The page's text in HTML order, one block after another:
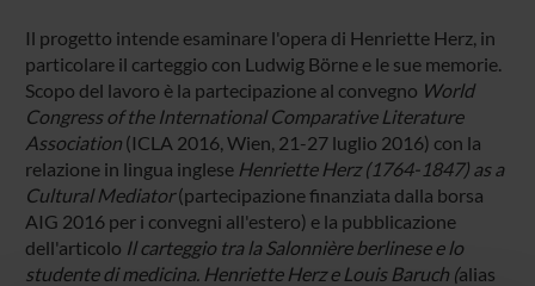
Il progetto intende esaminare l'opera di Henriette Herz, in
particolare il carteggio con Ludwig Börne e le sue memorie.
Scopo del lavoro è la partecipazione al convegno World
Congress of the International Comparative Literature
Association(ICLA 2016, Wien, 21-27 luglio 2016) con la
relazione in lingua inglese Henriette Herz (1764-1847) as a
Cultural Mediator(partecipazione finanziata dalla borsa
AIG 2016 per i convegni all'estero) e la pubblicazione
dell'articolo Il carteggio tra la Salonnière berlinese e lo
studente di medicina. Henriette Herz e Louis Baruch (alias